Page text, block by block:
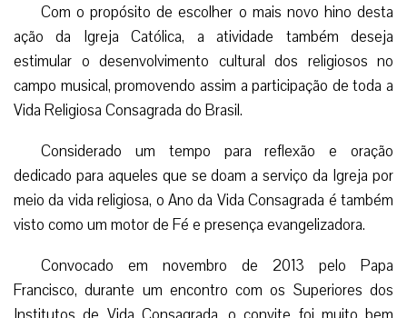
Com o propósito de escolher o mais novo hino desta
ação da Igreja Católica, a atividade também deseja
estimular o desenvolvimento cultural dos religiosos no
campo musical, promovendo assim a participação de toda a
Vida Religiosa Consagrada do Brasil.
Considerado um tempo para reflexão e oração
dedicado para aqueles que se doam a serviço da Igreja por
meio da vida religiosa, o Ano da Vida Consagrada é também
visto como um motor de Fé e presença evangelizadora.
Convocado em novembro de 2013 pelo Papa
Francisco, durante um encontro com os Superiores dos